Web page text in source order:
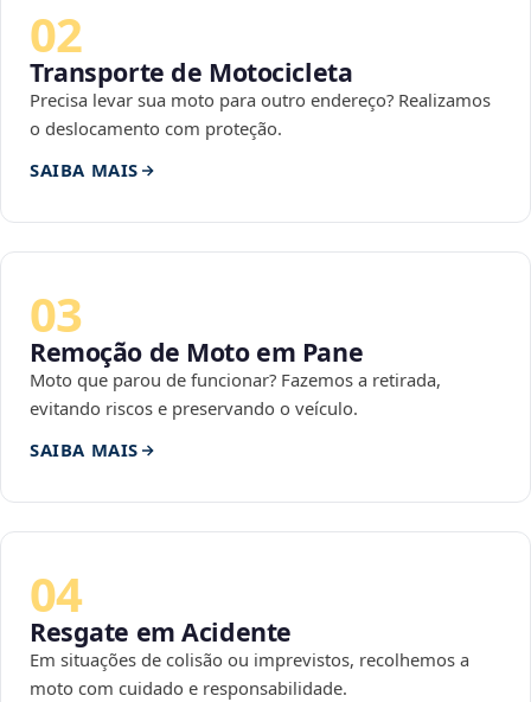
02
Transporte de Motocicleta
Precisa levar sua moto para outro endereço? Realizamos
o deslocamento com proteção.
SAIBA MAIS
03
Remoção de Moto em Pane
Moto que parou de funcionar? Fazemos a retirada,
evitando riscos e preservando o veículo.
SAIBA MAIS
04
Resgate em Acidente
Em situações de colisão ou imprevistos, recolhemos a
moto com cuidado e responsabilidade.